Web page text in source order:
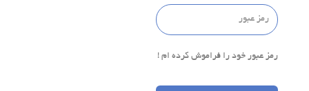
رمز عبور خود را فراموش کرده ام !